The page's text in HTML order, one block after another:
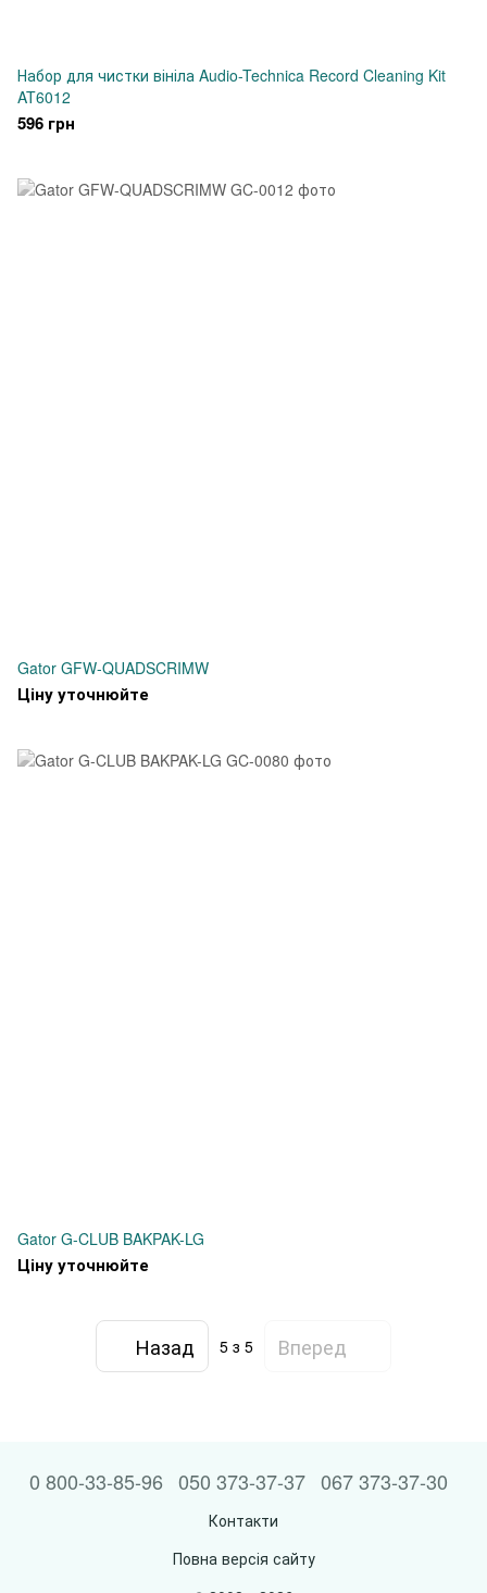
Набор для чистки вініла Audio-Technica Record Cleaning Kit
AT6012
596 грн
Gator GFW-QUADSCRIMW
Ціну уточнюйте
Gator G-CLUB BAKPAK-LG
Ціну уточнюйте
Назад 5 з 5 Вперед
0 800-33-85-96 050 373-37-37 067 373-37-30
Контакти
Повна версія сайту